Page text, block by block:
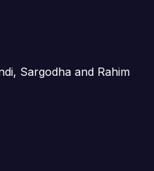
Sargodha and Rahim